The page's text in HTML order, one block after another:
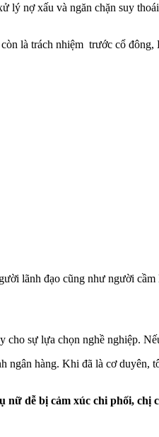
lý nợ xấu và ngăn chặn suy
là trách nhiệm trước cổ
lãnh đạo cũng như người
sự lựa chọn nghề nghiệp.
hàng. Khi đã là cơ
dễ bị cảm xúc chi phối, chị